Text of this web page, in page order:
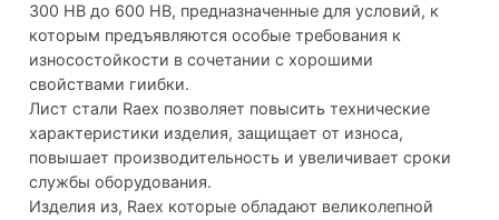
300 НВ до 600 НВ, предназначенные для условий, к
которым предъявляются особые требования к
износостойкости в сочетании с хорошими
свойствами гиибки.
Лист стали Raex позволяет повысить технические
характеристики изделия, защищает от износа,
повышает производительность и увеличивает сроки
службы оборудования.
Изделия из, Raex которые обладают великолепной